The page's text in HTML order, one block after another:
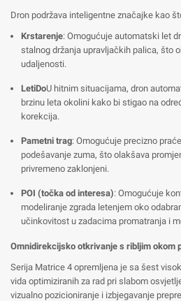
Dron podržava inteligentne značajke kao
Krstarenje: Omogućuje automatski let
stalnog držanja upravljačkih palica, što
udaljenosti.
LetiDoU hitnim situacijama, dron
brzinu leta okolini kako bi stigao na
korekcija.
Pametni trag: Omogućuje precizno
podešavanje zuma, što olakšava
privremeno zaklonjeni.
POI (točka od interesa): Omogućuje
modeliranje zgrada letenjem oko
učinkovitost u zadacima promatranja i
Omnidirekcijsko otkrivanje s ribljim okom
Serija Matrice 4 opremljena je sa šest
vida optimiziranih za rad pri slabom
vizualno pozicioniranje i izbjegavanje